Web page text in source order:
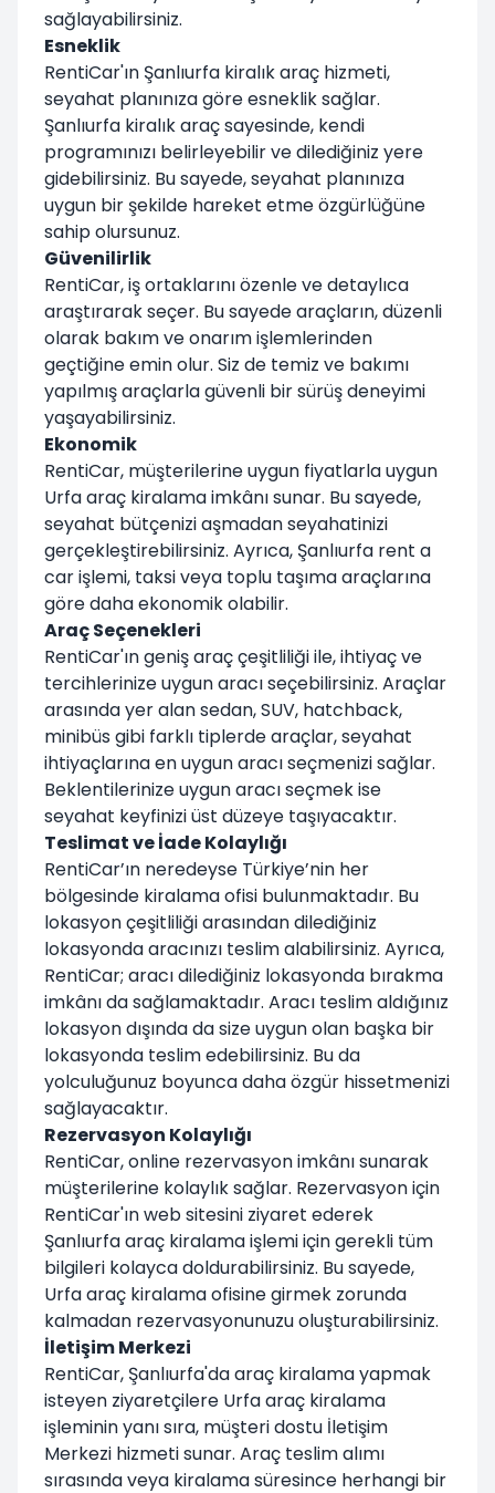
sağlayabilirsiniz.
Esneklik
RentiCar'ın Şanlıurfa kiralık araç hizmeti,
seyahat planınıza göre esneklik sağlar.
Şanlıurfa kiralık araç sayesinde, kendi
programınızı belirleyebilir ve dilediğiniz yere
gidebilirsiniz. Bu sayede, seyahat planınıza
uygun bir şekilde hareket etme özgürlüğüne
sahip olursunuz.
Güvenilirlik
RentiCar, iş ortaklarını özenle ve detaylıca
araştırarak seçer. Bu sayede araçların, düzenli
olarak bakım ve onarım işlemlerinden
geçtiğine emin olur. Siz de temiz ve bakımı
yapılmış araçlarla güvenli bir sürüş deneyimi
yaşayabilirsiniz.
Ekonomik
RentiCar, müşterilerine uygun fiyatlarla uygun
Urfa araç kiralama imkânı sunar. Bu sayede,
seyahat bütçenizi aşmadan seyahatinizi
gerçekleştirebilirsiniz. Ayrıca, Şanlıurfa rent a
car işlemi, taksi veya toplu taşıma araçlarına
göre daha ekonomik olabilir.
Araç Seçenekleri
RentiCar'ın geniş araç çeşitliliği ile, ihtiyaç ve
tercihlerinize uygun aracı seçebilirsiniz. Araçlar
arasında yer alan sedan, SUV, hatchback,
minibüs gibi farklı tiplerde araçlar, seyahat
ihtiyaçlarına en uygun aracı seçmenizi sağlar.
Beklentilerinize uygun aracı seçmek ise
seyahat keyfinizi üst düzeye taşıyacaktır.
Teslimat ve İade Kolaylığı
RentiCar’ın neredeyse Türkiye’nin her
bölgesinde kiralama ofisi bulunmaktadır. Bu
lokasyon çeşitliliği arasından dilediğiniz
lokasyonda aracınızı teslim alabilirsiniz. Ayrıca,
RentiCar; aracı dilediğiniz lokasyonda bırakma
imkânı da sağlamaktadır. Aracı teslim aldığınız
lokasyon dışında da size uygun olan başka bir
lokasyonda teslim edebilirsiniz. Bu da
yolculuğunuz boyunca daha özgür hissetmenizi
sağlayacaktır.
Rezervasyon Kolaylığı
RentiCar, online rezervasyon imkânı sunarak
müşterilerine kolaylık sağlar. Rezervasyon için
RentiCar'ın web sitesini ziyaret ederek
Şanlıurfa araç kiralama işlemi için gerekli tüm
bilgileri kolayca doldurabilirsiniz. Bu sayede,
Urfa araç kiralama ofisine girmek zorunda
kalmadan rezervasyonunuzu oluşturabilirsiniz.
İletişim Merkezi
RentiCar, Şanlıurfa'da araç kiralama yapmak
isteyen ziyaretçilere Urfa araç kiralama
işleminin yanı sıra, müşteri dostu İletişim
Merkezi hizmeti sunar. Araç teslim alımı
sırasında veya kiralama süresince herhangi bir